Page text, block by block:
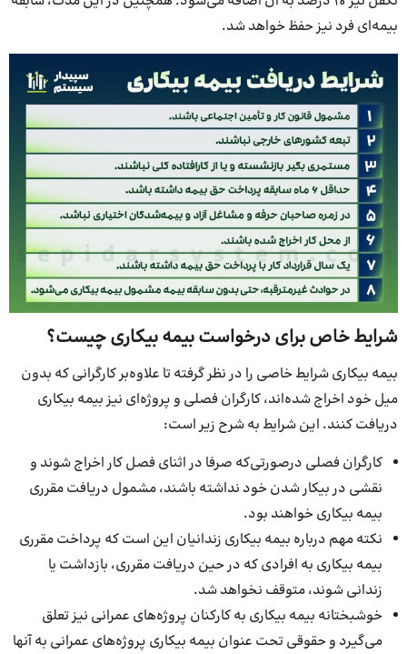
بیمه‌ای فرد نیز حفظ خواهد شد.
شرایط خاص برای درخواست بیمه بیکاری چیست؟
بیمه بیکاری شرایط خاصی را در نظر گرفته تا علاوه‌بر کارگرانی که بدون
میل خود اخراج شده‌اند، کارگران فصلی و پروژه‌ای نیز بیمه بیکاری
دریافت کنند. این شرایط به شرح زیر است:
کارگران فصلی درصورتی‌که صرفا در اثنای فصل کار اخراج شوند و
نقشی در بیکار شدن خود نداشته باشند، مشمول دریافت مقرری
بیمه بیکاری خواهند بود.
نکته مهم درباره بیمه بیکاری زندانیان این است که پرداخت مقرری
بیمه بیکاری به افرادی که در حین دریافت مقرری، بازداشت یا
زندانی شوند، متوقف نخواهد شد.
خوشبختانه بیمه بیکاری به کارکنان پروژه‌های عمرانی نیز تعلق
می‌گیرد و حقوقی تحت عنوان بیمه بیکاری پروژه‌های عمرانی به آنها